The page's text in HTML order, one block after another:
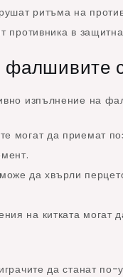
ритъма на
в
фалшивите
изпълнение на
могат да приемат
да хвърли
на китката могат
да станат